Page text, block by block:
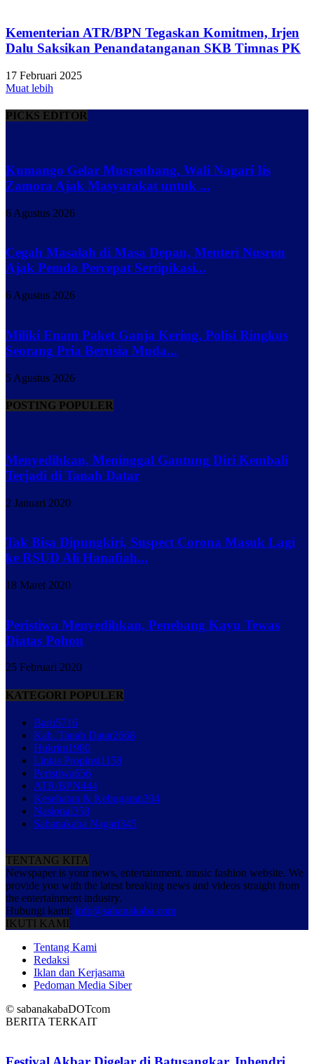
Kementerian ATR/BPN Tegaskan Komitmen, Irjen
Dalu Saksikan Penandatanganan SKB Timnas PK
17 Februari 2025
Muat lebih
PICKS EDITOR
Kumango Gelar Musrenbang, Wali Nagari Iis
Zamora Ajak Masyarakat untuk ...
6 Agustus 2026
Cegah Masalah di Masa Depan, Menteri Nusron
Ajak Pemda Percepat Sertipikasi...
6 Agustus 2026
Miliki Enam Paket Ganja Kering, Polisi Ringkus
Seorang Pria Berusia Muda...
5 Agustus 2026
POSTING POPULER
Menyedihkan, Meninggal Gantung Diri Kembali
Terjadi di Tanah Datar
2 Januari 2020
Tak Bisa Dipungkiri, Suspect Corona Masuk Lagi
ke RSUD Ali Hanafiah...
18 Maret 2020
Peristiwa Menyedihkan, Penebang Kayu Tewas
Diatas Pohon
25 Februari 2020
KATEGORI POPULER
Baru5716
Kab. Tanah Datar2668
Hukrim1980
Lintas Propinsi1158
Peristiwa656
ATR/BPN444
Kesehatan & Kebugaran394
Nasional358
Sabanakaba Nagari345
TENTANG KITA
Newspaper is your news, entertainment, music fashion website. We
provide you with the latest breaking news and videos straight from
the entertainment industry.
Hubungi kami: info@sabanakaba.com
IKUTI KAMI
Tentang Kami
Redaksi
Iklan dan Kerjasama
Pedoman Media Siber
© sabanakabaDOTcom
BERITA TERKAIT